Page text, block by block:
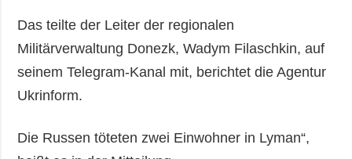
Das teilte der Leiter der regionalen
Militärverwaltung Donezk, Wadym Filaschkin, auf
seinem Telegram-Kanal mit, berichtet die Agentur
Ukrinform.
Die Russen töteten zwei Einwohner in Lyman“,